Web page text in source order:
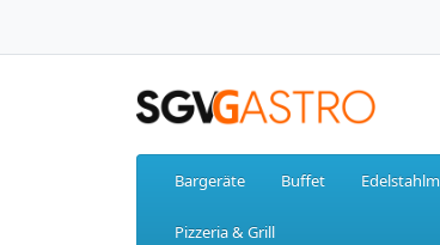
Bargeräte Buffet
Pizzeria & Grill